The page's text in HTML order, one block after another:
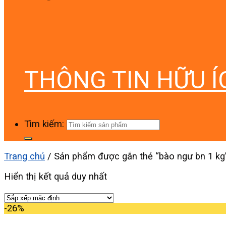
THÔNG TIN HỮU
Tìm kiếm:
Trang chủ / Sản phẩm được gắn thẻ “bào ngư bn 1
Hiển thị kết quả duy nhất
-26%